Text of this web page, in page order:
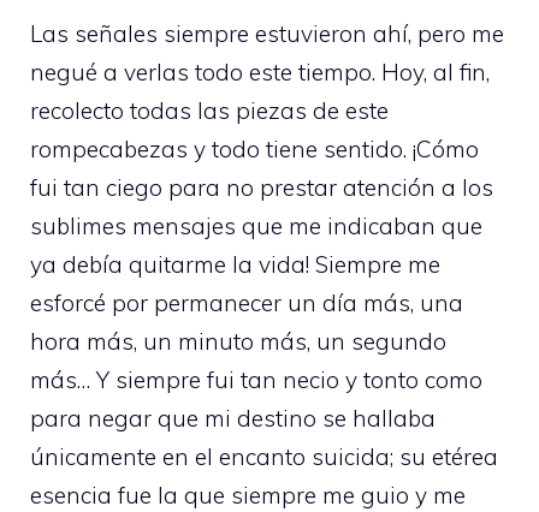
Las señales siempre estuvieron ahí, pero me
negué a verlas todo este tiempo. Hoy, al fin,
recolecto todas las piezas de este
rompecabezas y todo tiene sentido. ¡Cómo
fui tan ciego para no prestar atención a los
sublimes mensajes que me indicaban que
ya debía quitarme la vida! Siempre me
esforcé por permanecer un día más, una
hora más, un minuto más, un segundo
más… Y siempre fui tan necio y tonto como
para negar que mi destino se hallaba
únicamente en el encanto suicida; su etérea
esencia fue la que siempre me guio y me